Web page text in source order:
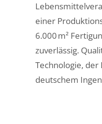
einer
6.000 m²
zuverlässig.
Technologie, der
deutschem